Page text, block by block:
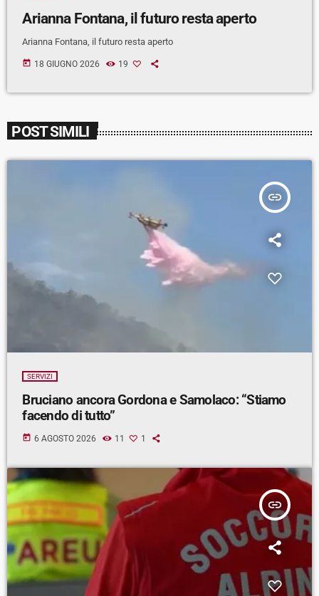
Arianna Fontana, il futuro resta aperto
Arianna Fontana, il futuro resta aperto
today 18 GIUGNO 2026 19
POST SIMILI
insert_link
SERVIZI
Bruciano ancora Gordona e Samolaco: “Stiamo
facendo di tutto”
today 6 AGOSTO 2026 11 1
insert_link